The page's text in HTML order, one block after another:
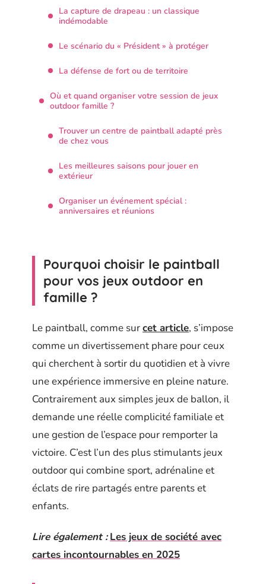
La capture de drapeau : un classique
indémodable
Le scénario du « Président » à protéger
La défense de fort ou de territoire
Où et quand organiser votre session de jeux
outdoor famille ?
Trouver un centre de paintball adapté près
de chez vous
Les meilleures saisons pour jouer en
extérieur
Organiser un événement spécial :
anniversaires et réunions
Pourquoi choisir le paintball
pour vos jeux outdoor en
famille ?
Le paintball, comme surcet article, s’impose
comme un divertissement phare pour ceux
qui cherchent à sortir du quotidien et à vivre
une expérience immersive en pleine nature.
Contrairement aux simples jeux de ballon, il
demande une réelle complicité familiale et
une gestion de l’espace pour remporter la
victoire. C’est l’un des plus stimulants jeux
outdoor qui combine sport, adrénaline et
éclats de rire partagés entre parents et
enfants.
Lire également : Les jeux de société avec
cartes incontournables en 2025